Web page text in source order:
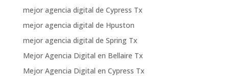
mejor agencia digital de Cypress Tx
mejor agencia digital de Hpuston
mejor agencia digital de Spring Tx
Mejor Agencia Digital en Bellaire Tx
Mejor Agencia Digital en Cypress Tx